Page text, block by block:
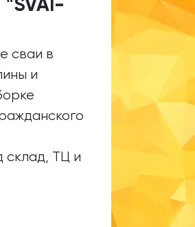
сваи в
и
склад, ТЦ и